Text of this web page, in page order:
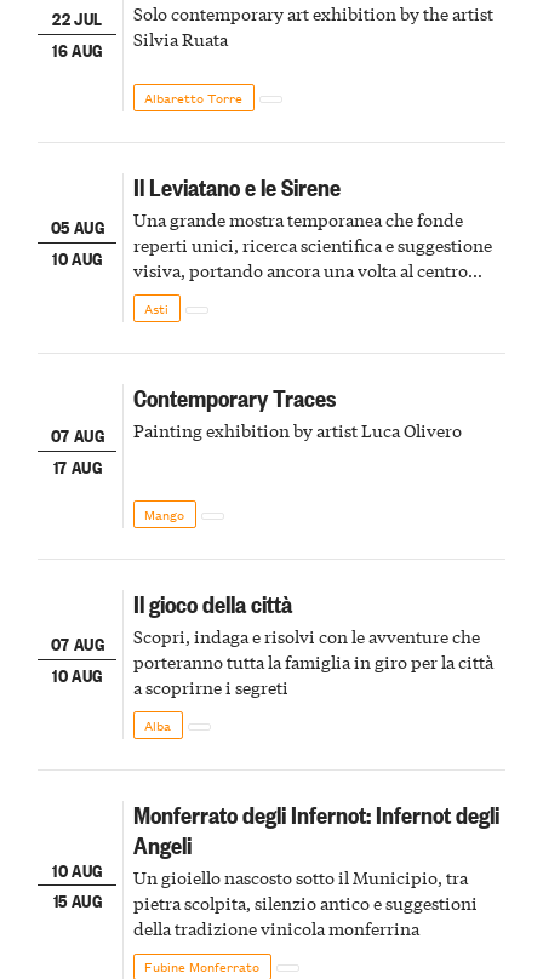
22 JUL
16 AUG
Solo contemporary art exhibition by the artist
Silvia Ruata
Albaretto Torre
05 AUG
10 AUG
Il Leviatano e le Sirene
Una grande mostra temporanea che fonde
reperti unici, ricerca scientifica e suggestione
visiva, portando ancora una volta al centro
della scena le meraviglie del passato astigiano
Asti
07 AUG
17 AUG
Contemporary Traces
Painting exhibition by artist Luca Olivero
Mango
07 AUG
10 AUG
Il gioco della città
Scopri, indaga e risolvi con le avventure che
porteranno tutta la famiglia in giro per la città
a scoprirne i segreti
Alba
10 AUG
15 AUG
Monferrato degli Infernot: Infernot degli
Angeli
Un gioiello nascosto sotto il Municipio, tra
pietra scolpita, silenzio antico e suggestioni
della tradizione vinicola monferrina
Fubine Monferrato